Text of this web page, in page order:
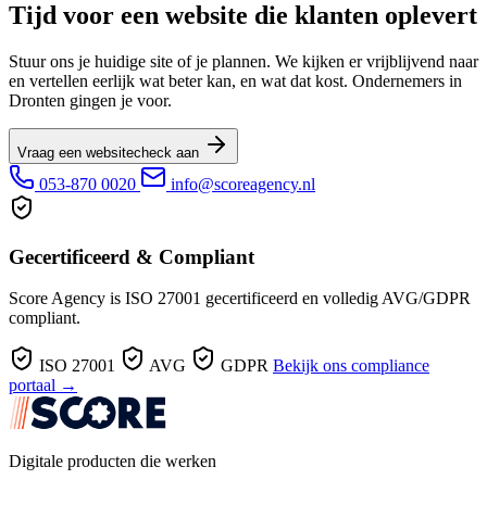
Tijd voor een website die klanten oplevert
Stuur ons je huidige site of je plannen. We kijken er vrijblijvend naar
en vertellen eerlijk wat beter kan, en wat dat kost. Ondernemers in
Dronten gingen je voor.
Vraag een websitecheck aan
053-870 0020 info@scoreagency.nl
Gecertificeerd & Compliant
Score Agency is ISO 27001 gecertificeerd en volledig AVG/GDPR
compliant.
ISO 27001 AVG GDPR Bekijk ons compliance
portaal →
Digitale producten die werken